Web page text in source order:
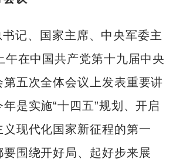
记、国家主席、中央军委主
午在中国共产党第十九届中央
五次全体会议上发表重要讲
是实施“十四五”规划、开启
现代化国家新征程的第一
围绕开好局、起好步来展